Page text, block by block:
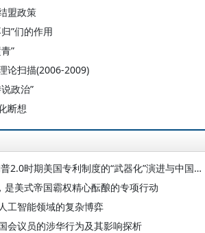
盟政策
”们的作用
”
论扫描(2006-2009)
政治”
断想
陈雨侬 陈鹏玮：特朗普2.0时期美国专利制度的“武器化”演进与中国应对
是美式帝国霸权精心酝酿的专项行动
工智能领域的复杂博弈
会议员的涉华行为及其影响探析